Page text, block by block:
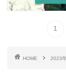
1
HOME 2023